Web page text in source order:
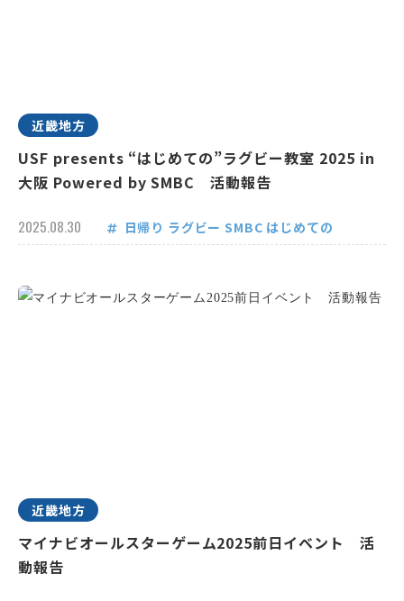
近畿地方
USF presents “はじめての”ラグビー教室 2025 in
大阪 Powered by SMBC 活動報告
2025.08.30 日帰り ラグビー SMBC はじめての
近畿地方
マイナビオールスターゲーム2025前日イベント 活
動報告